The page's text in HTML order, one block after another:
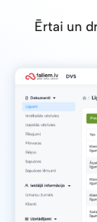
Ērtai un